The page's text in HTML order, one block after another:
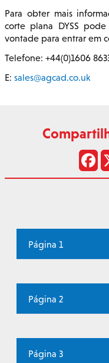
Para obter mais
corte plana DYSS
vontade para entrar em
Telefone: +44(0)1606
E: sales@agcad.co.uk
Página 1
Página 2
Página 3